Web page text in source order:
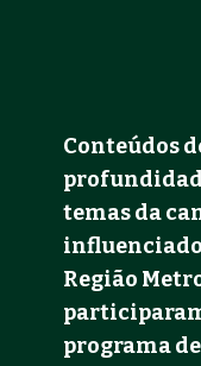
Conteúdos
temas da
Região
programa